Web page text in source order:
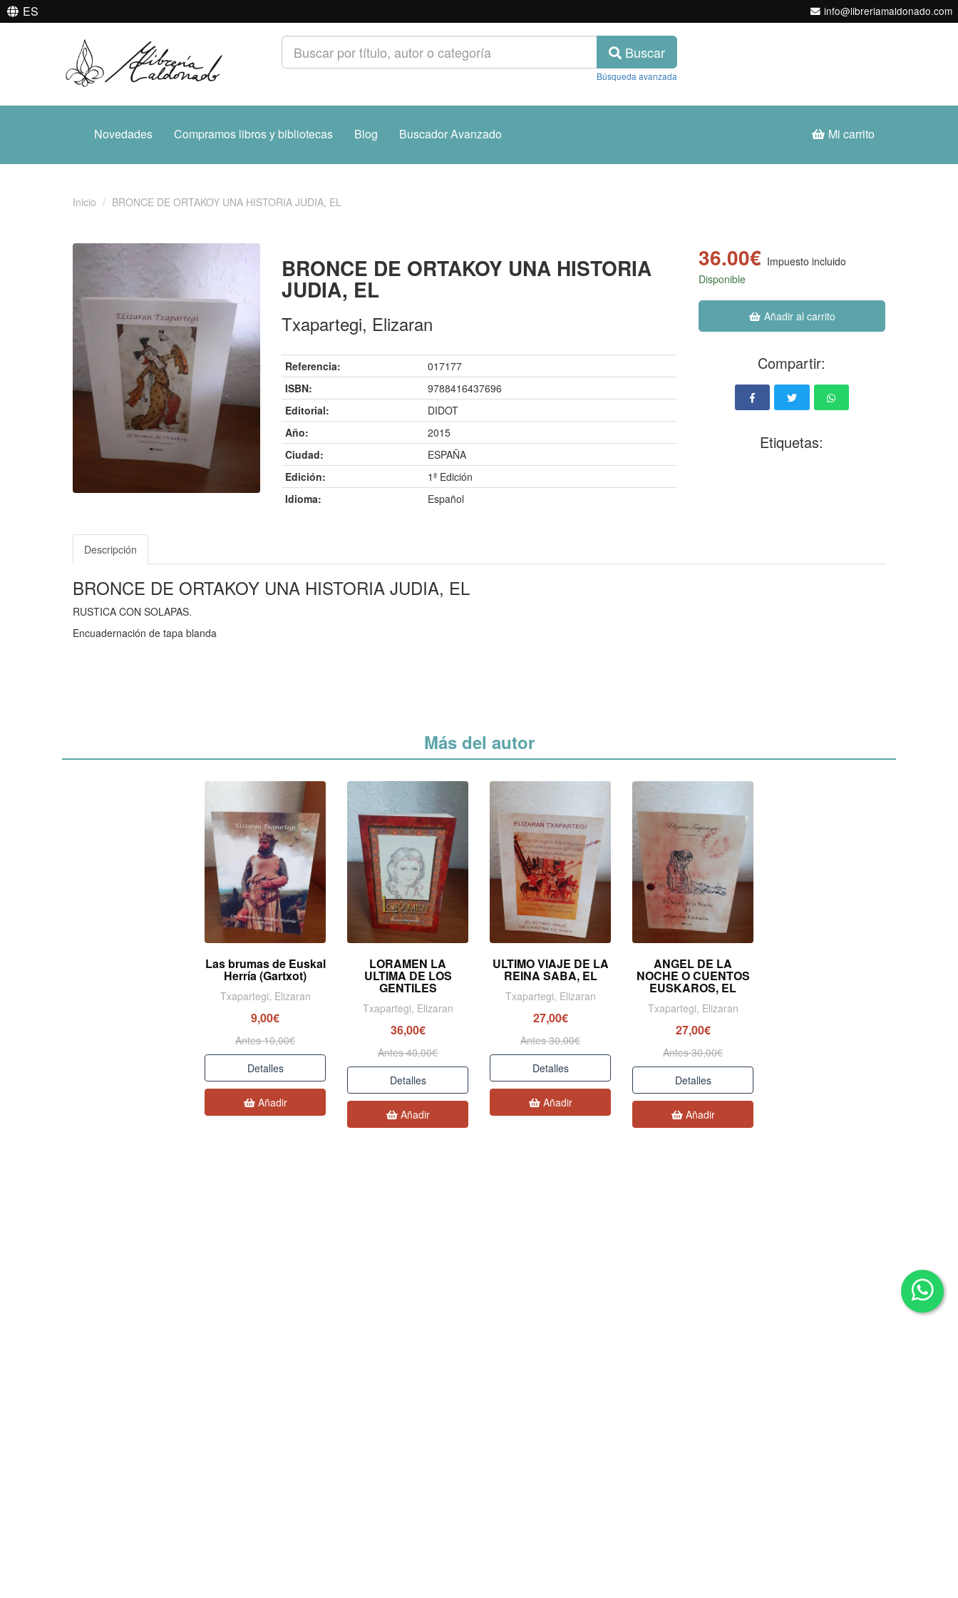
ES info@libreriamaldonado.com
Buscar
Búsqueda avanzada
Novedades Compramos libros y bibliotecas Blog Buscador Avanzado Mi carrito
Inicio BRONCE DE ORTAKOY UNA HISTORIA JUDIA, EL
BRONCE DE ORTAKOY UNA HISTORIA
JUDIA, EL
Txapartegi, Elizaran
Referencia:
017177
ISBN:
9788416437696
Editorial:
DIDOT
Año:
2015
Ciudad:
ESPAÑA
Edición:
1ª Edición
Idioma:
Español
36.00€ Impuesto incluido
Disponible
Añadir al carrito
Compartir:
Etiquetas:
Descripción
BRONCE DE ORTAKOY UNA HISTORIA JUDIA, EL
RUSTICA CON SOLAPAS.
Encuadernación de tapa blanda
Más del autor
Las brumas de Euskal
Herría (Gartxot)
Txapartegi, Elizaran
9,00€
Antes 10,00€
Detalles
Añadir
LORAMEN LA
ULTIMA DE LOS
GENTILES
Txapartegi, Elizaran
36,00€
Antes 40,00€
Detalles
Añadir
ULTIMO VIAJE DE LA
REINA SABA, EL
Txapartegi, Elizaran
27,00€
Antes 30,00€
Detalles
Añadir
ANGEL DE LA
NOCHE O CUENTOS
EUSKAROS, EL
Txapartegi, Elizaran
27,00€
Antes 30,00€
Detalles
Añadir